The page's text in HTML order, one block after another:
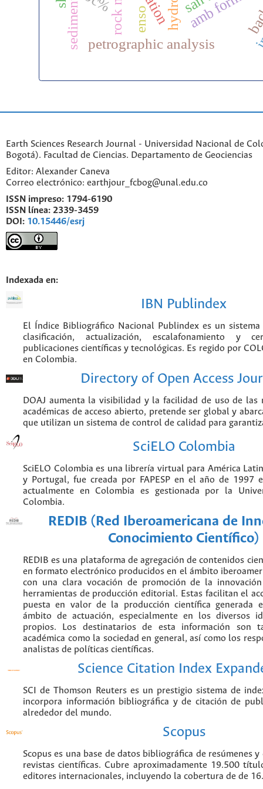
petrographic analysis
enso
Earth Sciences Research Journal - Universidad Nacional de
Bogotá). Facultad de Ciencias. Departamento de Geociencias
Editor: Alexander Caneva
Correo electrónico: earthjour_fcbog@unal.edu.co
ISSN impreso: 1794-6190
ISSN línea: 2339-3459
DOI: 10.15446/esrj
Indexada en:
IBN Publindex
El Índice Bibliográfico Nacional Publindex es un
clasificación, actualización, escalafonamiento y
publicaciones científicas y tecnológicas. Es regido por
en Colombia.
Directory of Open Access
DOAJ aumenta la visibilidad y la facilidad de uso de las
académicas de acceso abierto, pretende ser global y
que utilizan un sistema de control de calidad para
SciELO Colombia
SciELO Colombia es una librería virtual para América
y Portugal, fue creada por FAPESP en el año de 1997
actualmente en Colombia es gestionada por la
Colombia.
REDIB (Red Iberoamericana de
Conocimiento Científico)
REDIB es una plataforma de agregación de contenidos
en formato electrónico producidos en el ámbito
con una clara vocación de promoción de la
herramientas de producción editorial. Estas facilitan el
puesta en valor de la producción científica generada
ámbito de actuación, especialmente en los diversos
propios. Los destinatarios de esta información son
académica como la sociedad en general, así como los
analistas de políticas científicas.
Science Citation Index
SCI de Thomson Reuters es un prestigio sistema de
incorpora información bibliográfica y de citación de
alrededor del mundo.
Scopus
Scopus es una base de datos bibliográfica de resúmenes
revistas científicas. Cubre aproximadamente 19.500
editores internacionales, incluyendo la cobertura de de